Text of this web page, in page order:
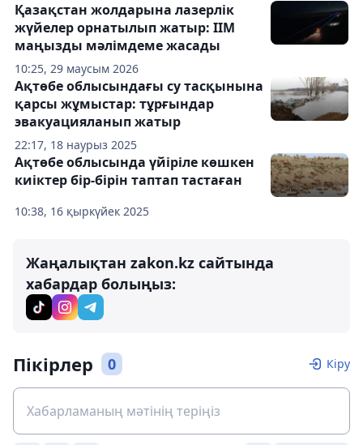
10:25, 29 маусым 2026
Қазақстан жолдарына лазерлік
жүйелер орнатылып жатыр: ІІМ
маңызды мәлімдеме жасады
22:17, 18 наурыз 2025
Ақтөбе облысындағы су тасқынына
қарсы жұмыстар: тұрғындар
эвакуацияланып жатыр
10:38, 16 қыркүйек 2025
Ақтөбе облысында үйіріле көшкен
киіктер бір-бірін таптап тастаған
Жаңалықтан zakon.kz сайтында
хабардар болыңыз:
Пікірлер 0 Кіру